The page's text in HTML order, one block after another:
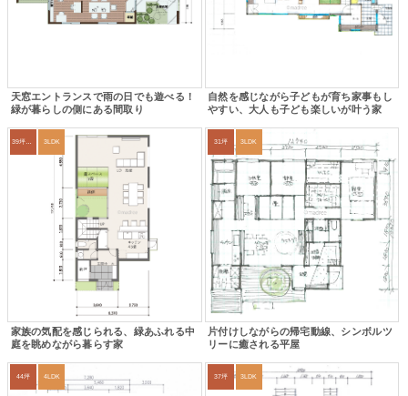
天窓エントランスで雨の日でも遊べる！
緑が暮らしの側にある間取り
自然を感じながら子どもが育ち家事もし
やすい、大人も子ども楽しいが叶う家
39坪～42坪 3LDK
家族の気配を感じられる、緑あふれる中
庭を眺めながら暮らす家
31坪 3LDK
片付けしながらの帰宅動線、シンボルツ
リーに癒される平屋
44坪 4LDK 37坪 3LDK